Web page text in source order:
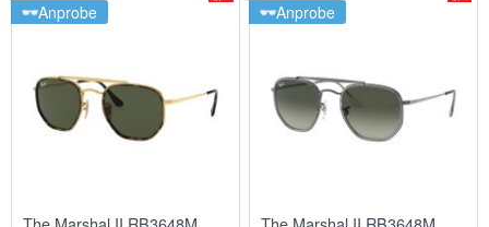
Anprobe Anprobe